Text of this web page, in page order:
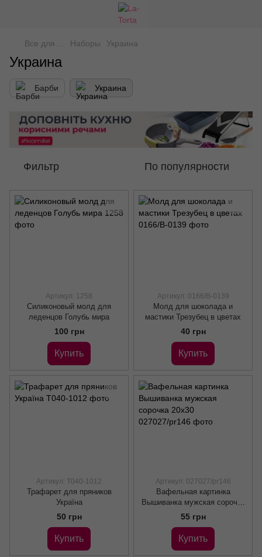
Все для ... Наборы Украина
Украина
Барби Украина
Фильтр По популярности
Артикул: 1258
Силиконовый молд для
леденцов Голубь мира
100 грн
Купить
Артикул: 0166/B-0139
Молд для шоколада и
мастики Трезубец в цветах
40 грн
Купить
Артикул: Т040-1012
Трафарет для пряников
Україна
50 грн
Купить
Артикул: 027027/pr146
Вафельная картинка
Вышиванка мужская сорочка
20х30
55 грн
Купить